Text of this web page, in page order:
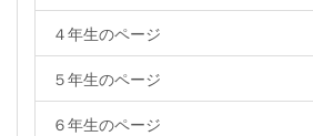
４年生のページ
５年生のページ
６年生のページ